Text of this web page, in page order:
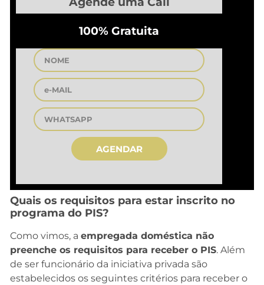
100% Gratuita
AGENDAR
Quais os requisitos para estar inscrito no
programa do PIS?
Como vimos, a empregada doméstica não
preenche os requisitos para receber o PIS. Além
de ser funcionário da iniciativa privada são
estabelecidos os seguintes critérios para receber o